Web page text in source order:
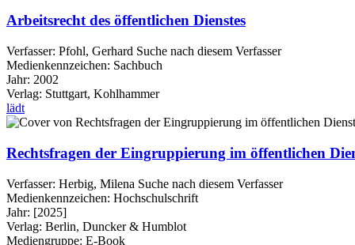
Arbeitsrecht des öffentlichen Dienstes
Verfasser: Pfohl, Gerhard Suche nach diesem Verfasser
Medienkennzeichen: Sachbuch
Jahr: 2002
Verlag: Stuttgart, Kohlhammer
lädt
Rechtsfragen der Eingruppierung im öffentlichen
Verfasser: Herbig, Milena Suche nach diesem Verfasser
Medienkennzeichen: Hochschulschrift
Jahr: [2025]
Verlag: Berlin, Duncker & Humblot
Mediengruppe: E-Book